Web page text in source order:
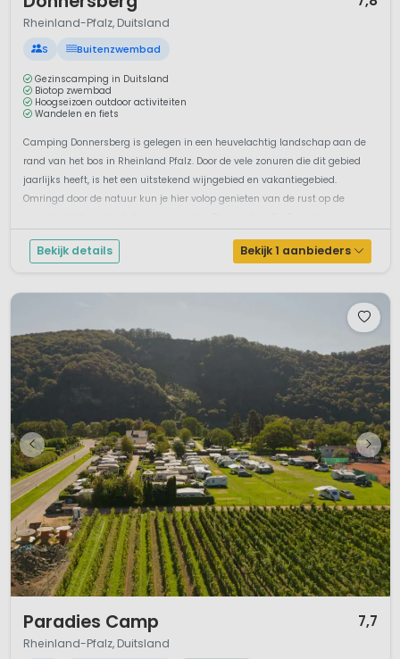
Rheinland-Pfalz, Duitsland
S Buitenzwembad
Gezinscamping in Duitsland
Biotop zwembad
Hoogseizoen outdoor activiteiten
Wandelen en fiets
Camping Donnersberg is gelegen in een heuvelachtig landschap aan de
rand van het bos in Rheinland Pfalz. Door de vele zonuren die dit gebied
jaarlijks heeft, is het een uitstekend wijngebied en vakantiegebied.
Omringd door de natuur kun je hier volop genieten van de rust op de
Donnersberg ...
Bekijk details Bekijk 1 aanbieders
Paradies Camp 7,7
Rheinland-Pfalz, Duitsland